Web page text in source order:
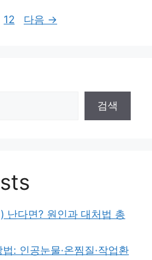
페
12 다음 →
검색
난다면? 원인과 대처법 총
: 인공눈물·온찜질·작업환